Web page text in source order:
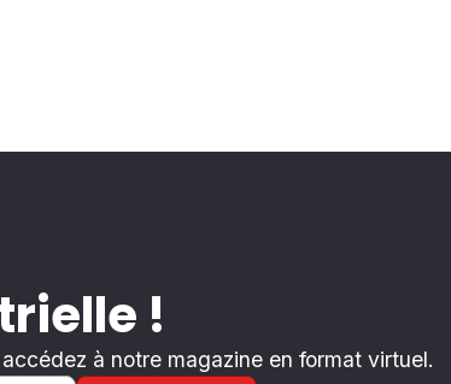
!
à notre magazine en format virtuel.